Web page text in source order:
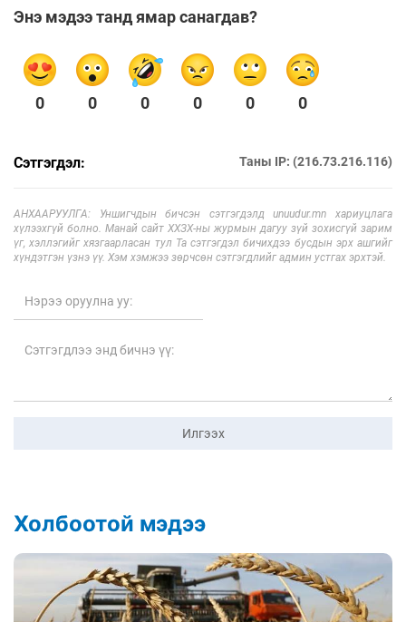
Энэ мэдээ танд ямар санагдав?
0 0 0 0 0 0
Сэтгэгдэл: Таны IP: (216.73.216.116)
АНХААРУУЛГА: Уншигчдын бичсэн сэтгэгдэлд unuudur.mn хариуцлага
хүлээхгүй болно. Манай сайт ХХЗХ-ны журмын дагуу зүй зохисгүй зарим
үг, хэллэгийг хязгаарласан тул Та сэтгэгдэл бичихдээ бусдын эрх ашгийг
хүндэтгэн үзнэ үү. Хэм хэмжээ зөрчсөн сэтгэгдлийг админ устгах эрхтэй.
Илгээх
Холбоотой мэдээ